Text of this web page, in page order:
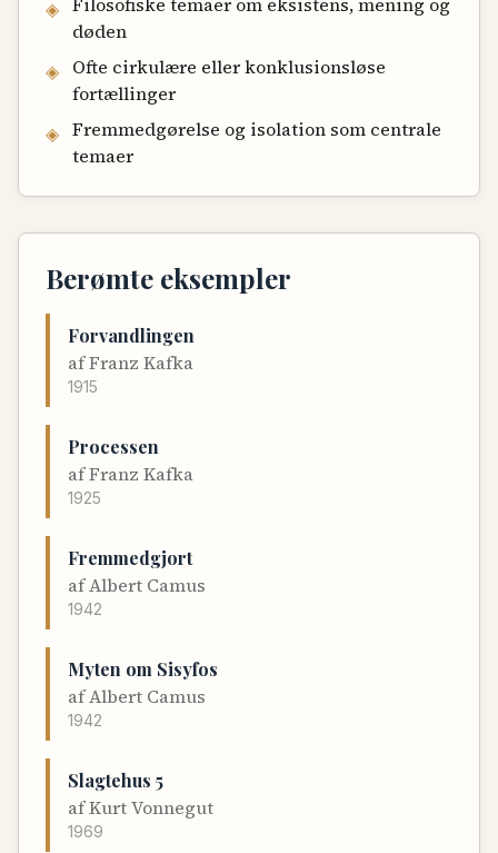
◈
døden
◈ Ofte cirkulære eller konklusionsløse
fortællinger
◈ Fremmedgørelse og isolation som centrale
temaer
Berømte eksempler
Forvandlingen
afFranz Kafka
1915
Processen
afFranz Kafka
1925
Fremmedgjort
afAlbert Camus
1942
Myten om Sisyfos
afAlbert Camus
1942
Slagtehus 5
afKurt Vonnegut
1969